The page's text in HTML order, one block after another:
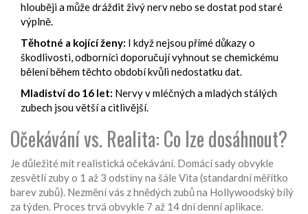
hlouběji a může dráždit živý nerv nebo se dostat pod staré
výplně.
Těhotné a kojící ženy: I když nejsou přímé důkazy o
škodlivosti, odborníci doporučují vyhnout se chemickému
bělení během těchto období kvůli nedostatku dat.
Mladiství do 16 let: Nervy v mléčných a mladých stálých
zubech jsou větší a citlivější.
Očekávání vs. Realita: Co lze dosáhnout?
Je důležité mít realistická očekávání. Domácí sady obvykle
zesvětlí zuby o 1 až 3 odstíny na šále Vita (standardní měřítko
barev zubů). Nezmění vás z hnědých zubů na Hollywoodský bílý
za týden. Proces trvá obvykle 7 až 14 dní denní aplikace.